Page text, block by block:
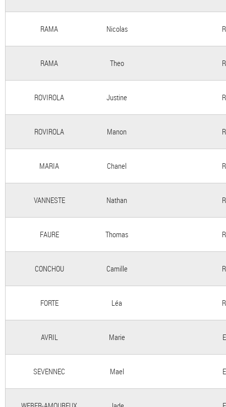
RAMA Nicolas
RAMA Theo
ROVIROLA Justine
ROVIROLA Manon
MARIA Chanel
VANNESTE Nathan
FAURE Thomas
CONCHOU Camille
FORTE Léa
AVRIL Marie
SEVENNEC Mael